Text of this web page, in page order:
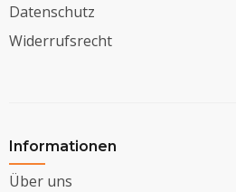
Datenschutz
Widerrufsrecht
Informationen
Über uns